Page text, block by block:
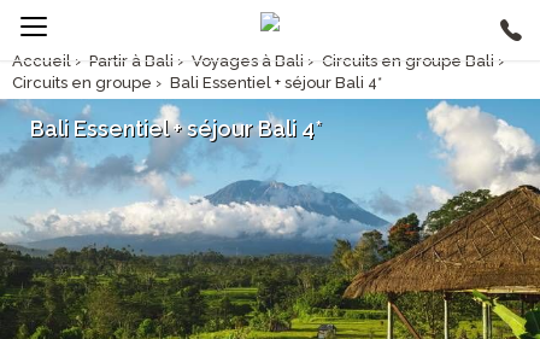
Accueil › Partir à Bali › Voyages à Bali › Circuits en groupe Bali ›
Circuits en groupe › Bali Essentiel + séjour Bali 4*
Bali Essentiel + séjour Bali 4*